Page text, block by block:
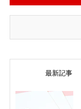
最新記事